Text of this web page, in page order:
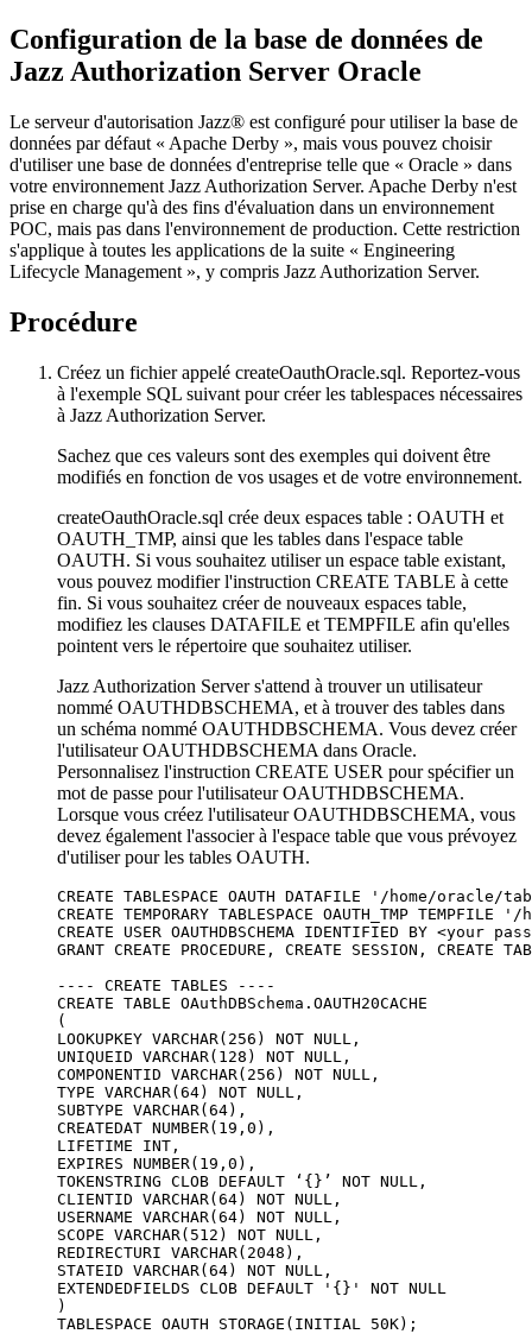
Configuration de la base de données de
Jazz Authorization Server Oracle
Le serveur d'autorisation Jazz® est configuré pour utiliser la base de
données par défaut « Apache Derby », mais vous pouvez choisir
d'utiliser une base de données d'entreprise telle que « Oracle » dans
votre environnement Jazz Authorization Server. Apache Derby n'est
prise en charge qu'à des fins d'évaluation dans un environnement
POC, mais pas dans l'environnement de production. Cette restriction
s'applique à toutes les applications de la suite « Engineering
Lifecycle Management », y compris Jazz Authorization Server.
Procédure
Créez un fichier appelé createOauthOracle.sql. Reportez-vous
à l'exemple SQL suivant pour créer les tablespaces nécessaires
à Jazz Authorization Server.
Sachez que ces valeurs sont des exemples qui doivent être
modifiés en fonction de vos usages et de votre environnement.
createOauthOracle.sql crée deux espaces table : OAUTH et
OAUTH_TMP, ainsi que les tables dans l'espace table
OAUTH. Si vous souhaitez utiliser un espace table existant,
vous pouvez modifier l'instruction CREATE TABLE à cette
fin. Si vous souhaitez créer de nouveaux espaces table,
modifiez les clauses DATAFILE et TEMPFILE afin qu'elles
pointent vers le répertoire que souhaitez utiliser.
Jazz Authorization Servers'attend à trouver un utilisateur
nommé OAUTHDBSCHEMA, et à trouver des tables dans
un schéma nommé OAUTHDBSCHEMA. Vous devez créer
l'utilisateurOAUTHDBSCHEMA dans Oracle.
Personnalisez l'instruction CREATE USER pour spécifier un
mot de passe pour l'utilisateurOAUTHDBSCHEMA.
Lorsque vous créez l'utilisateurOAUTHDBSCHEMA, vous
devez également l'associer à l'espace table que vous prévoyez
d'utiliser pour les tables OAUTH.
CREATE TABLESPACE OAUTH DATAFILE '/home/oracle/
CREATE TEMPORARY TABLESPACE OAUTH_TMP
CREATE USER OAUTHDBSCHEMA IDENTIFIED BY <your
GRANT CREATE PROCEDURE, CREATE SESSION, CREATE
---- CREATE TABLES ----
CREATE TABLE OAuthDBSchema.OAUTH20CACHE
(
LOOKUPKEY VARCHAR(256) NOT NULL,
UNIQUEID VARCHAR(128) NOT NULL,
COMPONENTID VARCHAR(256) NOT NULL,
TYPE VARCHAR(64) NOT NULL,
SUBTYPE VARCHAR(64),
CREATEDAT NUMBER(19,0),
LIFETIME INT,
EXPIRES NUMBER(19,0),
TOKENSTRING CLOB DEFAULT ‘{}’ NOT NULL,
CLIENTID VARCHAR(64) NOT NULL,
USERNAME VARCHAR(64) NOT NULL,
SCOPE VARCHAR(512) NOT NULL,
REDIRECTURI VARCHAR(2048),
STATEID VARCHAR(64) NOT NULL,
EXTENDEDFIELDS CLOB DEFAULT '{}' NOT NULL
)
TABLESPACE OAUTH STORAGE(INITIAL 50K);